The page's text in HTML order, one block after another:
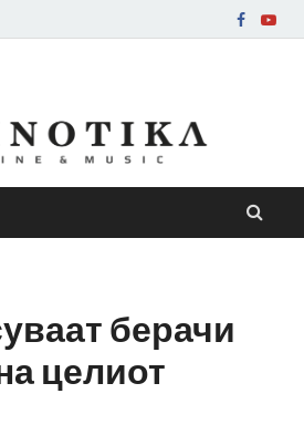
берачи
целиот